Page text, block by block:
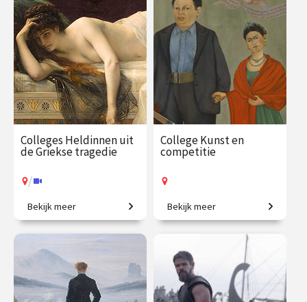
€ 195.00
vanaf 31
aug.
/ Op locatie of online
€ 195.00
vanaf 22
Colleges Heldinnen uit
de Griekse tragedie
/
Tussen het onvermijdelijke
lot en onmenselijke
€ 217.00
vanaf 28
sep.
/ Op locatie of online
Bekijk meer
College Kunst en
competitie
Vriendschap, strijd en
inspiratie.
€ 35.00
vanaf 13
okt.
Op locatie
Bekijk meer